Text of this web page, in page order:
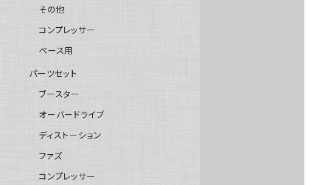
その他
コンプレッサー
ベース用
パーツセット
ブースター
オーバードライブ
ディストーション
ファズ
コンプレッサー